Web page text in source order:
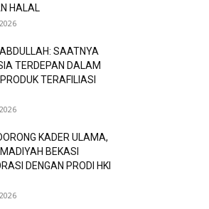
HALAL
ABDULLAH: SAATNYA
TERDEPAN DALAM
TERAFILIASI
KADER ULAMA,
BEKASI
DENGAN PRODI HKI